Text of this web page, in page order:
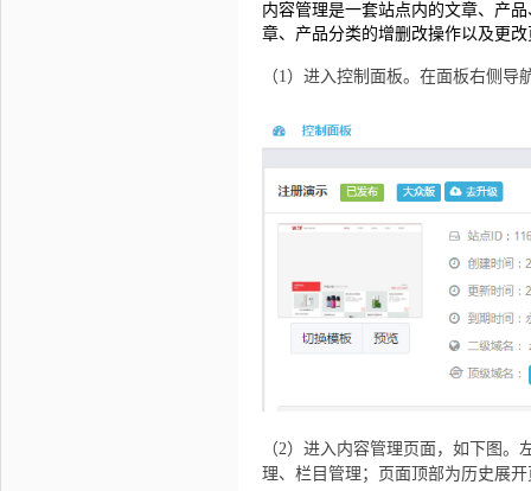
内容管理是一套站点内的文章、产
章、产品分类的增删改操作以及更
（1）进入控制面板。在面板右侧导
（2）进入内容管理页面，如下图
理、栏目管理；页面顶部为历史展